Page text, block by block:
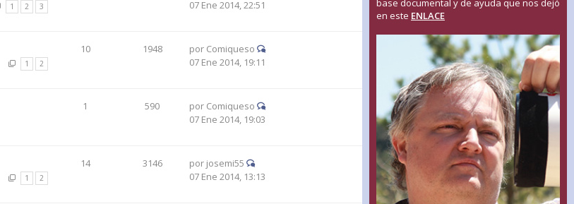
1 2 3
07 Ene 2014, 22:51
1 2
10 1948 por Comiqueso
07 Ene 2014, 19:11
1 590 por Comiqueso
07 Ene 2014, 19:03
1 2
14 3146 por josemi55
07 Ene 2014, 13:13
base documental y de ayuda que nos dejó
en este ENLACE